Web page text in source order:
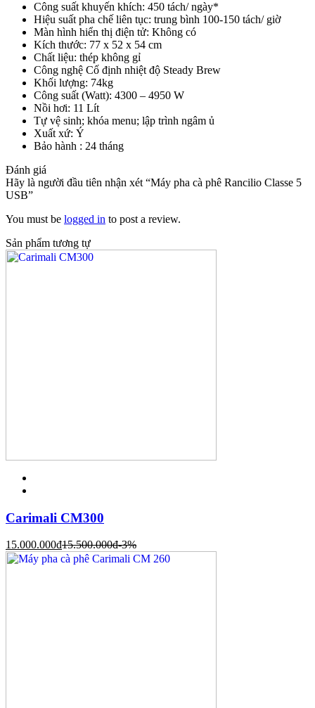
Công suất khuyến khích: 450 tách/ ngày*
Hiệu suất pha chế liên tục: trung bình 100-150 tách/ giờ
Màn hình hiển thị điện tử: Không có
Kích thước: 77 x 52 x 54 cm
Chất liệu: thép không gỉ
Công nghệ Cố định nhiệt độ Steady Brew
Khối lượng: 74kg
Công suất (Watt): 4300 – 4950 W
Nồi hơi: 11 Lít
Tự vệ sinh; khóa menu; lập trình ngâm ủ
Xuất xứ: Ý
Bảo hành : 24 tháng
Đánh giá
Hãy là người đầu tiên nhận xét “Máy pha cà phê Rancilio Classe 5
USB”
You must be logged in to post a review.
Sản phẩm tương tự
Carimali CM300
15.000.000đ15.500.000đ-3%